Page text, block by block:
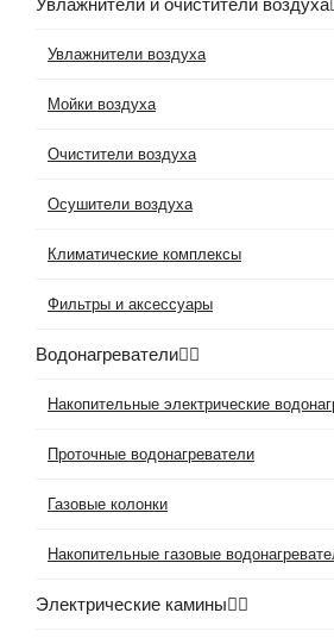
Увлажнители и очистители воздуха
Увлажнители воздуха
Мойки воздуха
Очистители воздуха
Осушители воздуха
Климатические комплексы
Фильтры и аксессуары
Водонагреватели
Накопительные электрические
Проточные водонагреватели
Газовые колонки
Накопительные газовые
Электрические камины